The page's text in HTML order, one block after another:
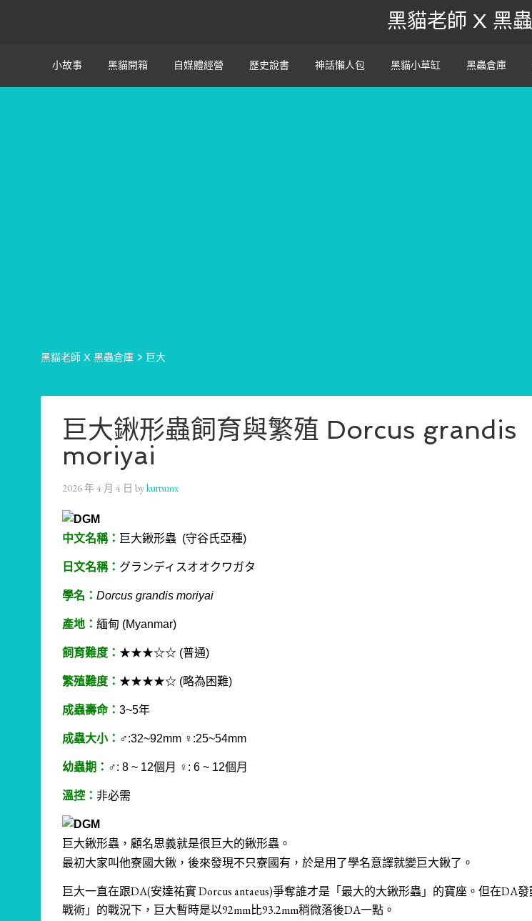
黑貓老師 X 黑
小故事 黑貓開箱 自媒體經營 歷史說書 神話懶人包 黑貓小草缸 黑蟲倉庫
黑貓老師 X 黑蟲倉庫 > 巨大
巨大鍬形蟲飼育與繁殖 Dorcus grandis
moriyai
2026 年 4 月 4 日 bykurtsunx
中文名稱： 巨大鍬形蟲 (守谷氏亞種)
日文名稱： グランディスオオクワガタ
學名： Dorcus grandis moriyai
產地： 緬甸 (Myanmar)
飼育難度： ★★★☆☆ (普通)
繁殖難度： ★★★★☆ (略為困難)
成蟲壽命： 3~5年
成蟲大小： ♂:32~92mm ♀:25~54mm
幼蟲期： ♂: 8 ~ 12個月 ♀: 6 ~ 12個月
溫控： 非必需
巨大鍬形蟲，顧名思義就是很巨大的鍬形蟲。
最初大家叫他寮國大鍬，後來發現不只寮國有，於是用了學名意譯就變巨大鍬了。
巨大一直在跟DA(安達祐實 Dorcus antaeus)爭奪誰才是「最大的大鍬形蟲」的寶座。 但在DA
戰術」的戰況下，巨大暫時是以92mm比93.2mm稍微落後DA一點。